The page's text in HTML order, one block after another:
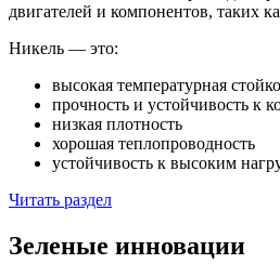
двигателей и компонентов, таких
Никель — это:
высокая температурная
прочность и устойчивость к
низкая плотность
хорошая теплопроводность
устойчивость к высоким
Читать раздел
Зеленые инновации